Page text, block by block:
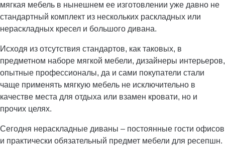
мягкая мебель в нынешнем ее изготовлении уже давно не
стандартный комплект из нескольких раскладных или
нераскладных кресел и большого дивана.
Исходя из отсутствия стандартов, как таковых, в
предметном наборе мягкой мебели, дизайнеры интерьеров,
опытные профессионалы, да и сами покупатели стали
чаще применять мягкую мебель не исключительно в
качестве места для отдыха или взамен кровати, но и
прочих целях.
Сегодня нераскладные диваны – постоянные гости офисов
и практически обязательный предмет мебели для ресепшн.